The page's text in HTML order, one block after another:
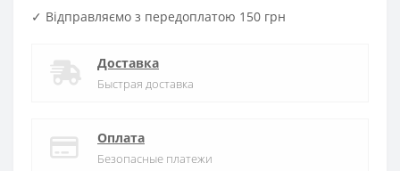
✓ Відправляємо з передоплатою 150 грн
Доставка
Быстрая доставка
Оплата
Безопасные платежи